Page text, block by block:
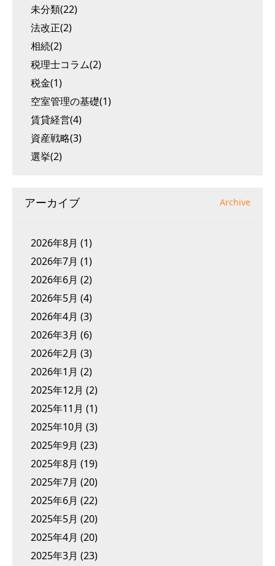
未分類(22)
法改正(2)
相続(2)
税理士コラム(2)
税金(1)
空室管理の基礎(1)
賃貸経営(4)
資産戦略(3)
選挙(2)
アーカイブ Archive
2026年8月 (1)
2026年7月 (1)
2026年6月 (2)
2026年5月 (4)
2026年4月 (3)
2026年3月 (6)
2026年2月 (3)
2026年1月 (2)
2025年12月 (2)
2025年11月 (1)
2025年10月 (3)
2025年9月 (23)
2025年8月 (19)
2025年7月 (20)
2025年6月 (22)
2025年5月 (20)
2025年4月 (20)
2025年3月 (23)